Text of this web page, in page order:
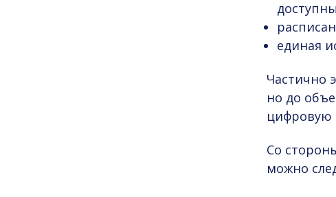
единая
Частично
но до
цифровую
Со
можно